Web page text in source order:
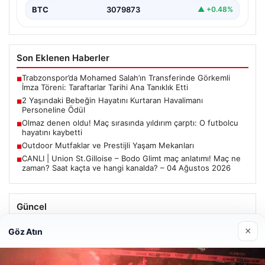
BTC 3079873 ▲ +0.48%
Son Eklenen Haberler
■Trabzonspor’da Mohamed Salah’ın Transferinde Görkemli
İmza Töreni: Taraftarlar Tarihi Ana Tanıklık Etti
■2 Yaşındaki Bebeğin Hayatını Kurtaran Havalimanı
Personeline Ödül
■Olmaz denen oldu! Maç sırasında yıldırım çarptı: O futbolcu
hayatını kaybetti
■Outdoor Mutfaklar ve Prestijli Yaşam Mekanları
■CANLI | Union St.Gilloise – Bodo Glimt maç anlatımı! Maç ne
zaman? Saat kaçta ve hangi kanalda? – 04 Ağustos 2026
Güncel
Trabzonspor’da Mohamed Salah’ın Transferinde Görkemli
İmza Töreni: Taraftarlar Tarihi Ana Tanıklık Etti
Göz Atın ×